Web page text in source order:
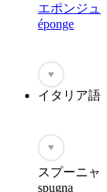
エポンジュ
éponge
♥
イタリア語
♥
スプーニャ
spugna